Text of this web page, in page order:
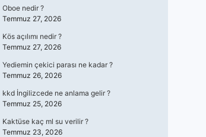
Oboe nedir ?
Temmuz 27, 2026
Kös açılımı nedir ?
Temmuz 27, 2026
Yediemin çekici parası ne kadar ?
Temmuz 26, 2026
kkd İngilizcede ne anlama gelir ?
Temmuz 25, 2026
Kaktüse kaç ml su verilir ?
Temmuz 23, 2026